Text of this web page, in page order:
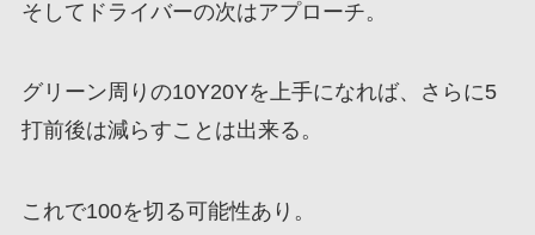
そしてドライバーの次はアプローチ。
グリーン周りの10Y20Yを上手になれば、さらに5
打前後は減らすことは出来る。
これで100を切る可能性あり。